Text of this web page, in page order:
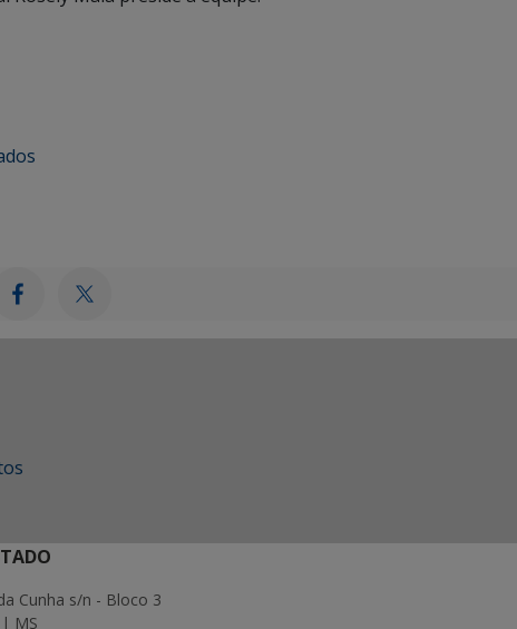
Cunha s/n - Bloco 3
MS